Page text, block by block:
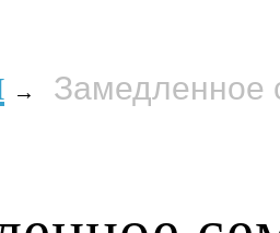
→ Замедленное